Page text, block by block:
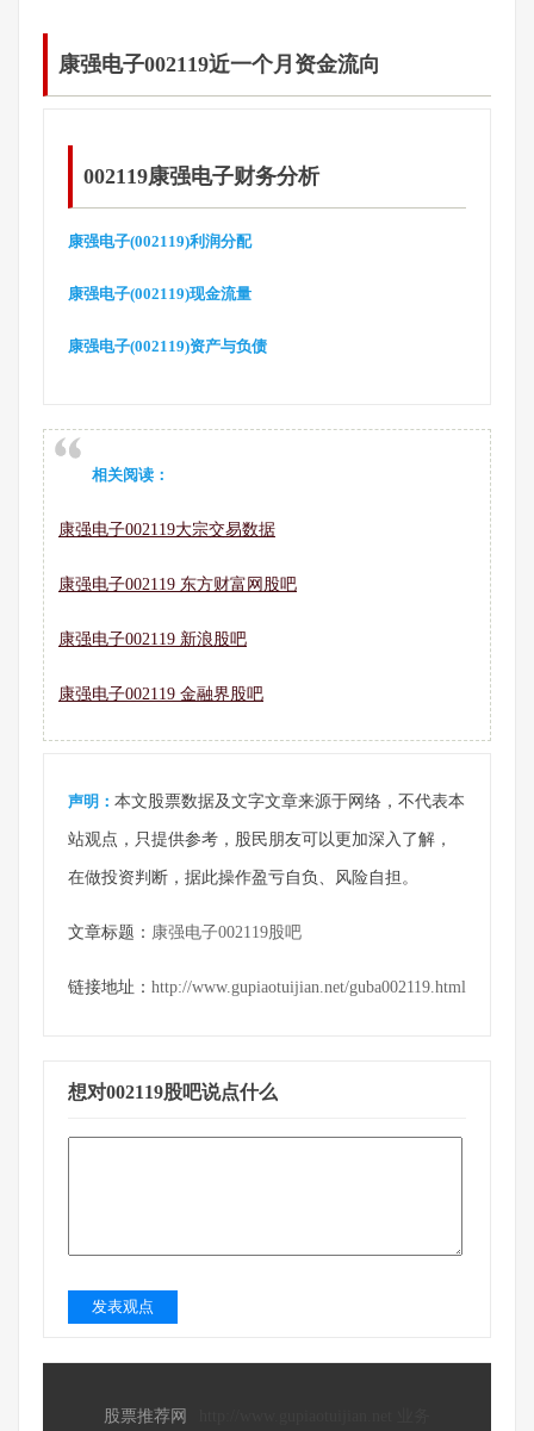
康强电子002119近一个月资金流向
002119康强电子财务分析
康强电子(002119)利润分配
康强电子(002119)现金流量
康强电子(002119)资产与负债
相关阅读：
康强电子002119大宗交易数据
康强电子002119 东方财富网股吧
康强电子002119 新浪股吧
康强电子002119 金融界股吧
声明： 本文股票数据及文字文章来源于网络，不代表本
站观点，只提供参考，股民朋友可以更加深入了解，
在做投资判断，据此操作盈亏自负、风险自担。
文章标题： 康强电子002119股吧
链接地址： http://www.gupiaotuijian.net/guba002119.html
想对002119股吧说点什么
发表观点
股票推荐网